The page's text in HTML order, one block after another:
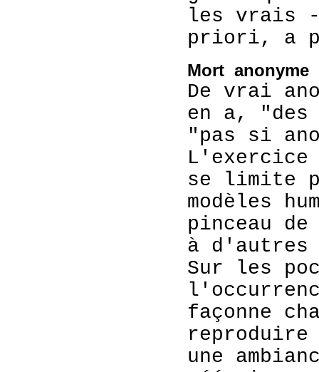
les vrais -
priori, a
Mort anonyme
De vrai
en a,
"pas si
se limite
modèles
pinceau
à d'autres
Sur les
façonne
une